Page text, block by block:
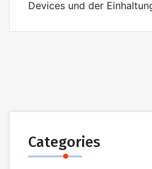
Devices und der
Categories